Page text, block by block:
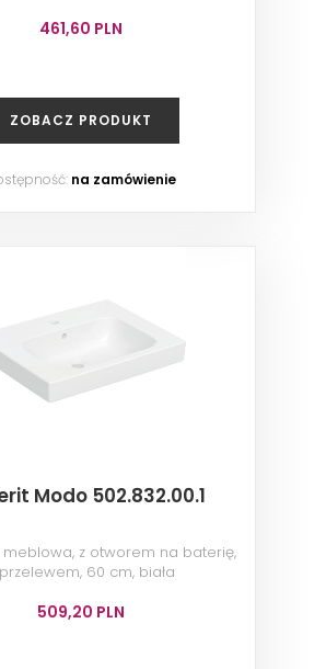
461,60 PLN
ZOBACZ PRODUKT
na zamówienie
Modo 502.832.00.1
meblowa, z otworem na baterię,
60 cm, biała
509,20 PLN